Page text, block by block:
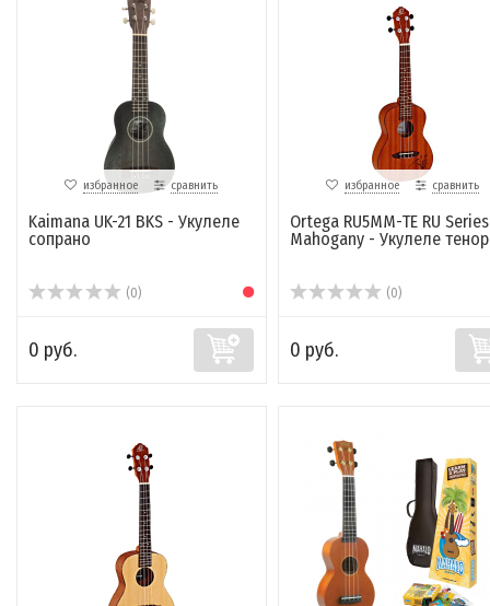
избранное сравнить
Kaimana UK-21 BKS - Укулеле
сопрано
(0)
0 руб.
избранное сравнить
Ortega RU5MM-TE RU Series
Mahogany - Укулеле тенор
(0)
0 руб.